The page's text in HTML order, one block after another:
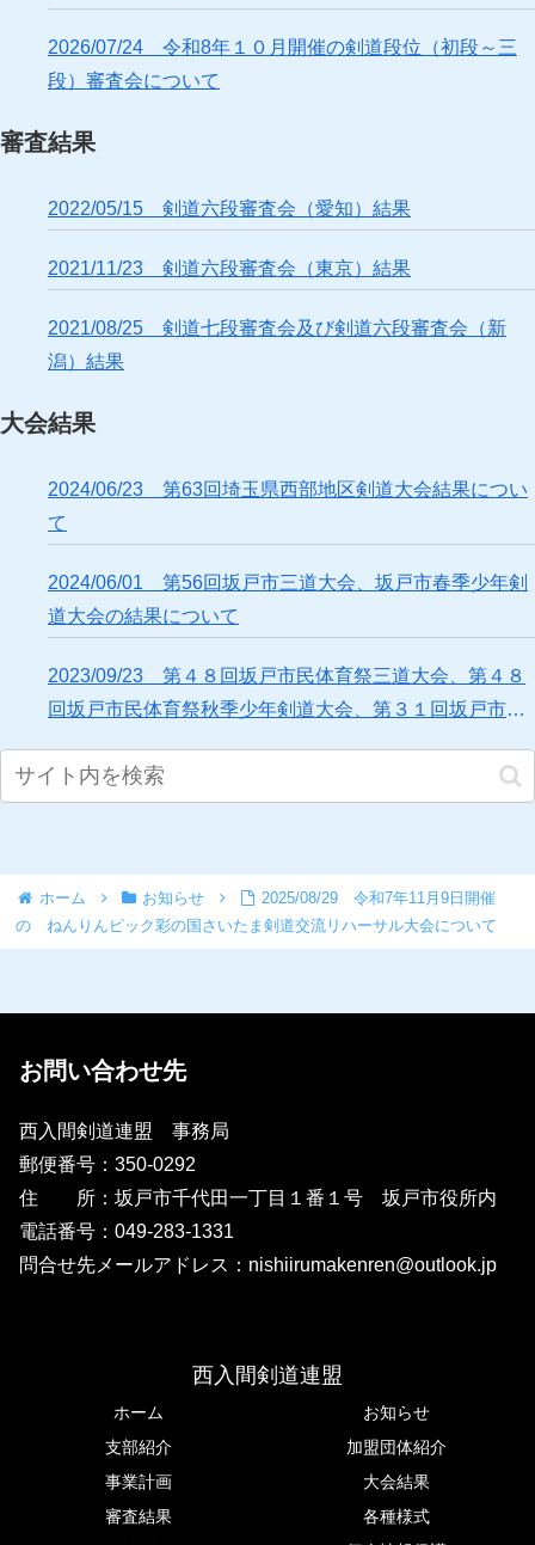
2026/07/24 令和8年１０月開催の剣道段位（初段～三
段）審査会について
審査結果
2022/05/15 剣道六段審査会（愛知）結果
2021/11/23 剣道六段審査会（東京）結果
2021/08/25 剣道七段審査会及び剣道六段審査会（新
潟）結果
大会結果
2024/06/23 第63回埼玉県西部地区剣道大会結果につい
て
2024/06/01 第56回坂戸市三道大会、坂戸市春季少年剣
道大会の結果について
2023/09/23 第４８回坂戸市民体育祭三道大会、第４８
回坂戸市民体育祭秋季少年剣道大会、第３１回坂戸市中
ホーム お知らせ
2025/08/29 令和7年11月9日開催
の ねんりんピック彩の国さいたま剣道交流リハーサル大会について
お問い合わせ先
西入間剣道連盟 事務局
​郵便番号：350-0292
住 所：坂戸市千代田一丁目１番１号 坂戸市役所内
電話番号：049-283-1331
​問合せ先メールアドレス：nishiirumakenren@outlook.jp
西入間剣道連盟
ホーム
お知らせ
支部紹介
加盟団体紹介
事業計画
大会結果
審査結果
各種様式